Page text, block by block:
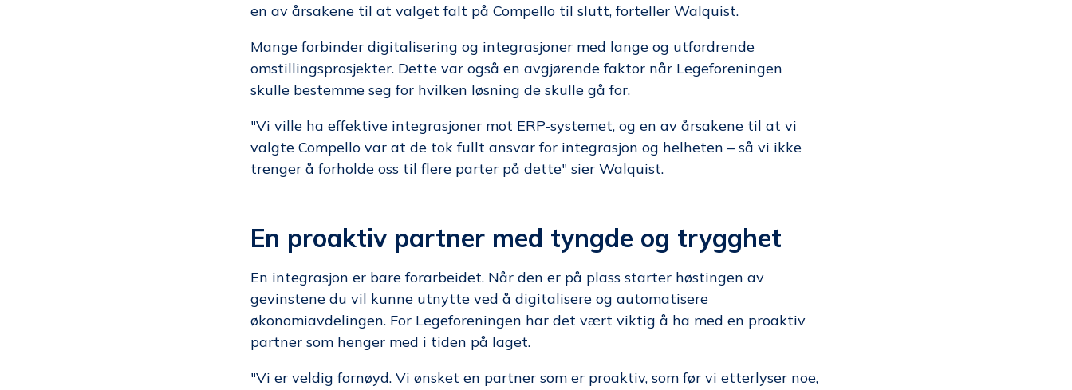
en av årsakene til at valget falt på Compello til slutt, forteller Walquist.
Mange forbinder digitalisering og integrasjoner med lange og utfordrende
omstillingsprosjekter. Dette var også en avgjørende faktor når Legeforeningen
skulle bestemme seg for hvilken løsning de skulle gå for.
"Vi ville ha effektive integrasjoner mot ERP-systemet, og en av årsakene til at vi
valgte Compello var at de tok fullt ansvar for integrasjon og helheten – så vi ikke
trenger å forholde oss til flere parter på dette" sier Walquist.
En proaktiv partner med tyngde og trygghet
En integrasjon er bare forarbeidet. Når den er på plass starter høstingen av
gevinstene du vil kunne utnytte ved å digitalisere og automatisere
økonomiavdelingen. For Legeforeningen har det vært viktig å ha med en proaktiv
partner som henger med i tiden på laget.
"Vi er veldig fornøyd. Vi ønsket en partner som er proaktiv, som før vi etterlyser noe,